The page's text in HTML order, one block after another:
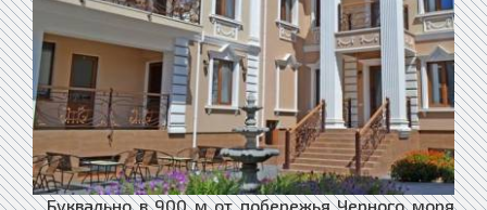
Буквально в 900 м от побережья Черного моря